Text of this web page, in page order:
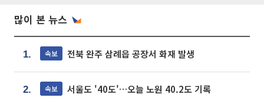
많이 본 뉴스
1. 속보 전북 완주 삼례읍 공장서 화재 발생
2. 속보 서울도 '40도'…오늘 노원 40.2도 기록